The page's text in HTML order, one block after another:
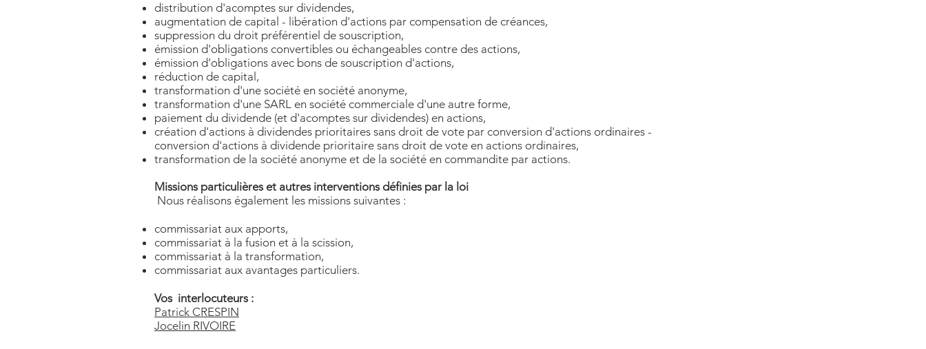
distribution d'acomptes sur dividendes,
augmentation de capital - libération d'actions par compensation de créances,
suppression du droit préférentiel de souscription,
émission d'obligations convertibles ou échangeables contre des actions,
émission d'obligations avec bons de souscription d'actions,
réduction de capital,
transformation d'une société en société anonyme,
transformation d'une SARL en société commerciale d'une autre forme,
paiement du dividende (et d'acomptes sur dividendes) en actions,
création d'actions à dividendes prioritaires sans droit de vote par conversion d'actions ordinaires -
conversion d'actions à dividende prioritaire sans droit de vote en actions ordinaires,
transformation de la société anonyme et de la société en commandite par actions.
Missions particulières et autres interventions définies par la loi
Nous réalisons également les missions suivantes :
commissariat aux apports,
commissariat à la fusion et à la scission,
commissariat à la transformation,
commissariat aux avantages particuliers.
Vos interlocuteurs :
Patrick CRESPIN
Jocelin RIVOIRE